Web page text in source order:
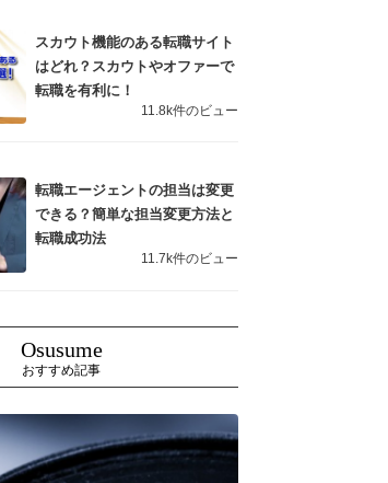
スカウト機能のある転職サイト
はどれ？スカウトやオファーで
転職を有利に！
11.8k件のビュー
転職エージェントの担当は変更
できる？簡単な担当変更方法と
転職成功法
11.7k件のビュー
Osusume
おすすめ記事